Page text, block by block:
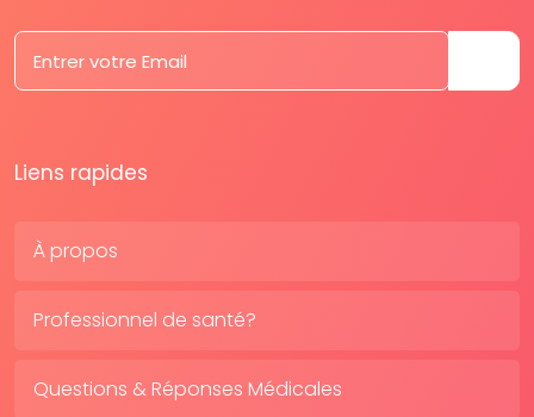
Liens rapides
À propos
Professionnel de santé?
Questions & Réponses Médicales